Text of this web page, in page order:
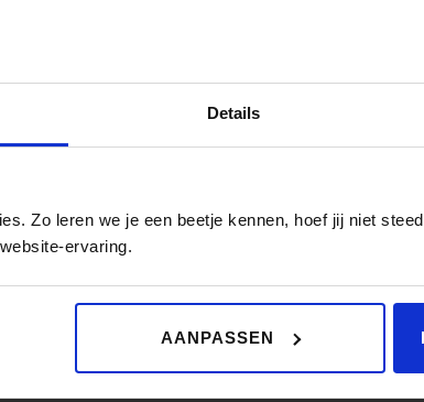
Details
Zo leren we je een beetje kennen, hoef jij niet
ervaring.
AANPASSEN
2025 Automaat 48.546km 2024